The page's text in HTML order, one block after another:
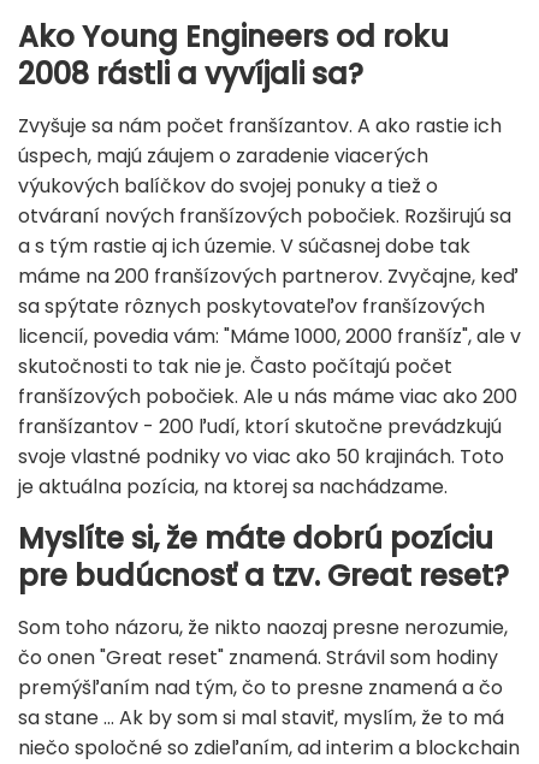
Ako Young Engineers od roku
2008 rástli a vyvíjali sa?
Zvyšuje sa nám počet franšízantov. A ako rastie ich
úspech, majú záujem o zaradenie viacerých
výukových balíčkov do svojej ponuky a tiež o
otváraní nových franšízových pobočiek. Rozširujú sa
a s tým rastie aj ich územie. V súčasnej dobe tak
máme na 200 franšízových partnerov. Zvyčajne, keď
sa spýtate rôznych poskytovateľov franšízových
licencií, povedia vám: "Máme 1000, 2000 franšíz", ale v
skutočnosti to tak nie je. Často počítajú počet
franšízových pobočiek. Ale u nás máme viac ako 200
franšízantov - 200 ľudí, ktorí skutočne prevádzkujú
svoje vlastné podniky vo viac ako 50 krajinách. Toto
je aktuálna pozícia, na ktorej sa nachádzame.
Myslíte si, že máte dobrú pozíciu
pre budúcnosť a tzv. Great reset?
Som toho názoru, že nikto naozaj presne nerozumie,
čo onen "Great reset" znamená. Strávil som hodiny
premýšľaním nad tým, čo to presne znamená a čo
sa stane ... Ak by som si mal staviť, myslím, že to má
niečo spoločné so zdieľaním, ad interim a blockchain